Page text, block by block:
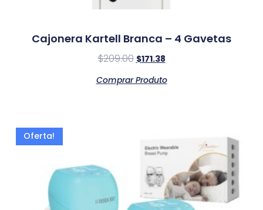
Cajonera Kartell Branca – 4 Gavetas
$209.00 $171.38
Comprar Produto
Oferta!